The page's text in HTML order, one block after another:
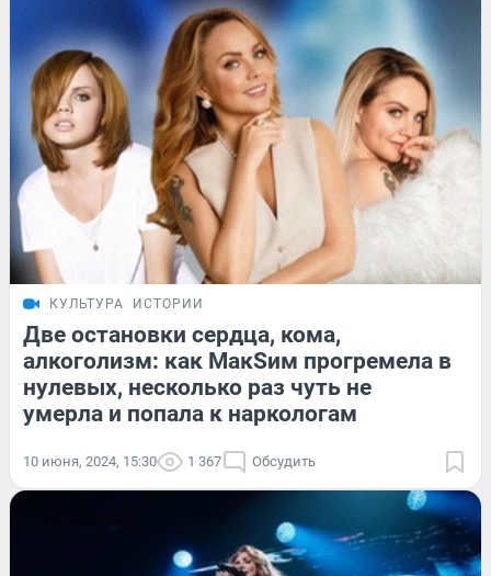
КУЛЬТУРА ИСТОРИИ
Две остановки сердца, кома,
алкоголизм: как МакSим прогремела в
нулевых, несколько раз чуть не
умерла и попала к наркологам
10 июня, 2024, 15:30 1 367 Обсудить